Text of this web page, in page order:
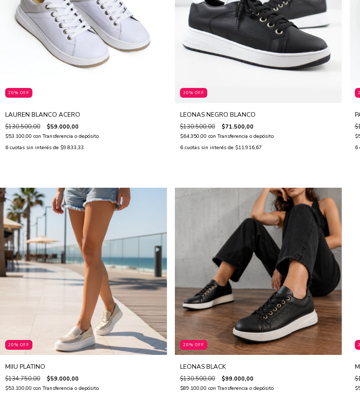
20% OFF
LAUREN BLANCO ACERO
$130.500,00 $59.000,00
$53.100,00 con Transferencia o depósito
6 cuotas sin interés de $9.833,33
20% OFF
LEONAS NEGRO BLANCO
$130.500,00 $71.500,00
$64.350,00 con Transferencia o depósito
6 cuotas sin interés de $11.916,67
6
20% OFF
MIIU PLATINO
$134.750,00 $59.000,00
$53.100,00 con Transferencia o depósito
20% OFF
LEONAS BLACK
$130.500,00 $99.000,00
$89.100,00 con Transferencia o depósito